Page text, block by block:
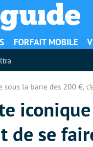
FORFAIT MOBILE
la barre des 200 €,
de se